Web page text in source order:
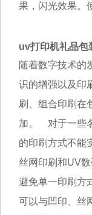
果，闪光效果。
uv打印机礼品包
随着数字技术的
识的增强以及印
刷、组合印刷在
加。 对于一些
的印刷方式不能
丝网印刷和UV
避免单一印刷方
可以与凹印、丝